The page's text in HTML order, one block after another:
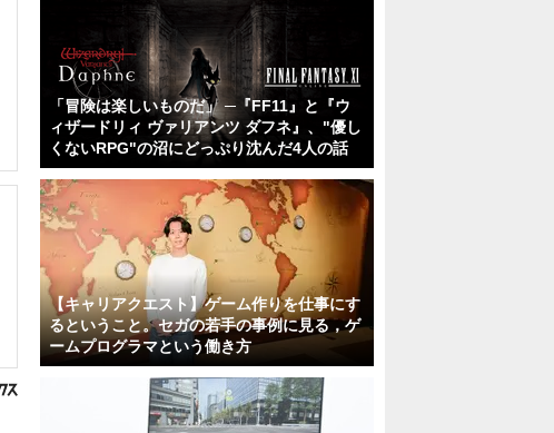
「冒険は楽しいものだ」 ─『FF11』と『ウ
ィザードリィ ヴァリアンツ ダフネ』、"優し
くないRPG"の沼にどっぷり沈んだ4人の話
【キャリアクエスト】ゲーム作りを仕事にす
るということ。セガの若手の事例に見る，ゲ
ームプログラマという働き方